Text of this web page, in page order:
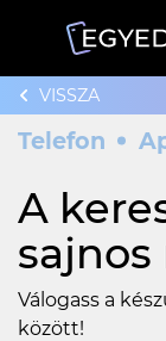
VISSZA
Telefon
A
Válogass a
között!